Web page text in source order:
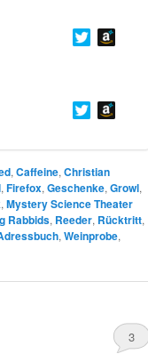
, Caffeine, Christian
, Firefox, Geschenke, Growl,
, Mystery Science Theater
Rabbids, Reeder, Rücktritt,
, Weinprobe,
3